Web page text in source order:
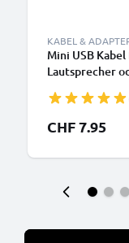
KABEL &
Mini USB
Lautsprecher
CHF 7.95